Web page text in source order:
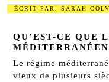
ÉCRIT PAR: SARAH
QU’EST-CE QUE
Le régime
vieux de plusieurs